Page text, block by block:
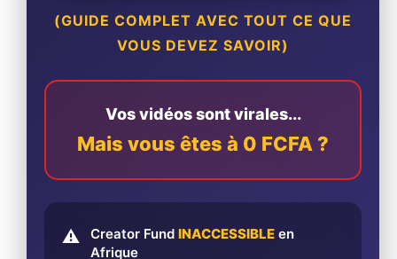
(GUIDE COMPLET AVEC TOUT CE QUE
VOUS DEVEZ SAVOIR)
Vos vidéos sont virales...
Mais vous êtes à 0 FCFA ?
⚠️ Creator Fund INACCESSIBLE en
Afrique